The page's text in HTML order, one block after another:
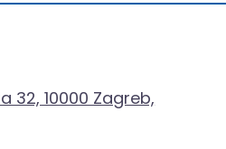
32, 10000 Zagreb,